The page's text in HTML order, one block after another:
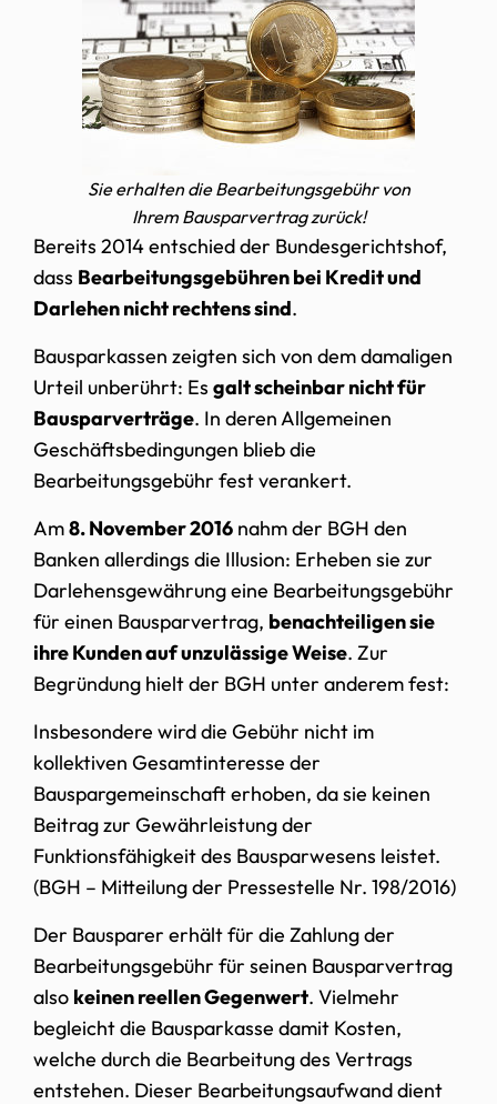
Sie erhalten die Bearbeitungsgebühr von
Ihrem Bausparvertrag zurück!
Bereits 2014 entschied der Bundesgerichtshof,
dass Bearbeitungsgebühren bei Kredit und
Darlehen nicht rechtens sind.
Bausparkassen zeigten sich von dem damaligen
Urteil unberührt: Es galt scheinbar nicht für
Bausparverträge. In derenAllgemeinen
Geschäftsbedingungen blieb die
Bearbeitungsgebühr fest verankert.
Am8. November 2016 nahm der BGH den
Banken allerdings die Illusion: Erheben sie zur
Darlehensgewährung eine Bearbeitungsgebühr
für einen Bausparvertrag, benachteiligen sie
ihre Kunden auf unzulässige Weise. Zur
Begründung hielt der BGH unter anderem fest:
Insbesondere wird die Gebühr nicht im
kollektiven Gesamtinteresse der
Bauspargemeinschaft erhoben, da sie keinen
Beitrag zur Gewährleistung der
Funktionsfähigkeit des Bausparwesens leistet.
(BGH – Mitteilung der Pressestelle Nr. 198/2016)
Der Bausparer erhält für die Zahlung der
Bearbeitungsgebühr für seinen Bausparvertrag
also keinen reellen Gegenwert. Vielmehr
begleicht die Bausparkasse damit Kosten,
welche durch die Bearbeitung des Vertrags
entstehen. Dieser Bearbeitungsaufwand dient